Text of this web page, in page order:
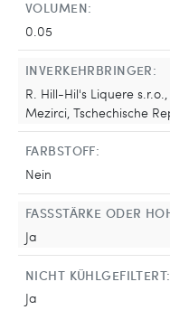
VOLUMEN:
0.05
INVERKEHRBRINGER:
R. Hill-Hil's Liquere
Mezirci, Tschechische
FARBSTOFF:
Nein
FASSSTÄRKE ODER
Ja
NICHT KÜHLGEFILTERT:
Ja